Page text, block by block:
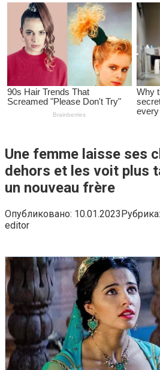
Une femme laisse ses
dehors et les voit plus
un nouveau frère
Опубликовано: 10.01.2023Рубрика:
editor